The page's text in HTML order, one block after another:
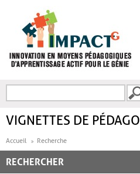
FORMULAIRE DE
VIGNETTES DE
Accueil Recherche
RECHERCHER